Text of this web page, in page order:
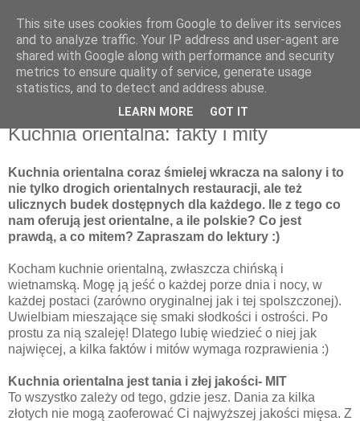
Recenzje na widelcu
Portal kulturalny - książki, recenzje, inspiracje, konkursy.
piątek, 31 maja 2013
Kuchnia orientalna: fakty i mity
Kuchnia orientalna coraz śmielej wkracza na salony i to
nie tylko drogich orientalnych restauracji, ale też
ulicznych budek dostępnych dla każdego. Ile z tego co
nam oferują jest orientalne, a ile polskie? Co jest
prawdą, a co mitem? Zapraszam do lektury :)
Kocham kuchnie orientalną, zwłaszcza chińską i
wietnamską. Mogę ją jeść o każdej porze dnia i nocy, w
każdej postaci (zarówno oryginalnej jak i tej spolszczonej).
Uwielbiam mieszające się smaki słodkości i ostrości. Po
prostu za nią szaleję! Dlatego lubię wiedzieć o niej jak
najwięcej, a kilka faktów i mitów wymaga rozprawienia :)
Kuchnia orientalna jest tania i złej jakości- MIT
To wszystko zależy od tego, gdzie jesz. Dania za kilka
złotych nie mogą zaoferować Ci najwyższej jakości mięsa. Z
This site uses cookies from Google to deliver its services
and to analyze traffic. Your IP address and user-agent are
shared with Google along with performance and security
metrics to ensure quality of service, generate usage
statistics, and to detect and address abuse.
LEARN MORE GOT IT